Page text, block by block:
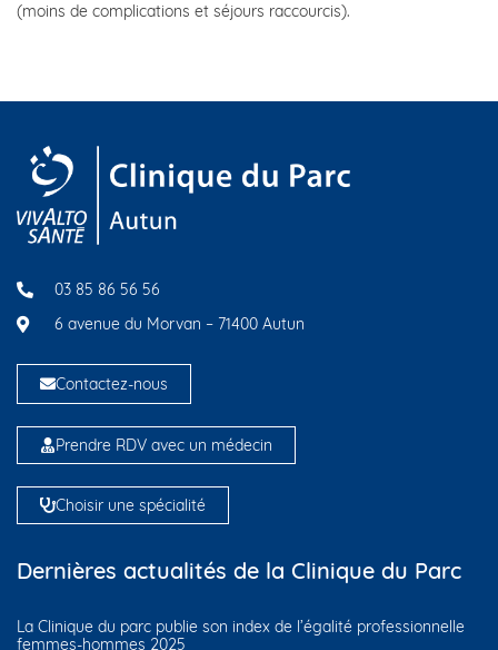
(moins de complications et séjours raccourcis).
03 85 86 56 56
6 avenue du Morvan – 71400 Autun
Contactez-nous
Prendre RDV avec un médecin
Choisir une spécialité
Dernières actualités de la Clinique du Parc
La Clinique du parc publie son index de l’égalité professionnelle
femmes-hommes 2025